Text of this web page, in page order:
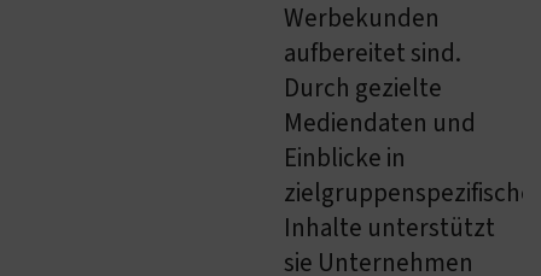
Werbekunden
aufbereitet sind.
Durch gezielte
Mediendaten und
Einblicke in
zielgruppenspezifische
Inhalte unterstützt
sie Unternehmen